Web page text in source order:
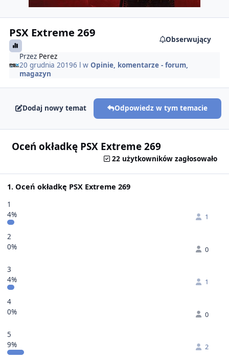
PSX Extreme 269
Obserwujący
Przez Perez
20 grudnia 20196 l w Opinie, komentarze - forum,
magazyn
Dodaj nowy temat Odpowiedz w tym temacie
Oceń okładkę PSX Extreme 269
22 użytkowników zagłosowało
1. Oceń okładkę PSX Extreme 269
1
4%
1
2
0%
0
3
4%
1
4
0%
0
5
9%
2